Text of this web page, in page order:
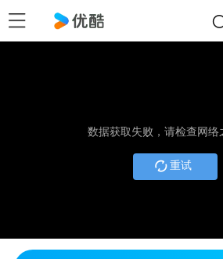
数据获取失败，请检查网络
重试